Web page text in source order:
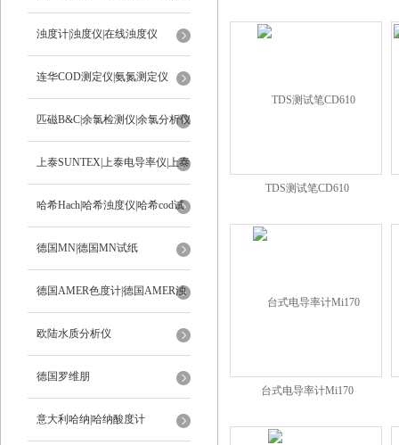
定仪
浊度计|浊度仪|在线浊度仪
连华COD测定仪|氨氮测定仪
匹磁B&C|余氯检测仪|余氯分析仪
上泰SUNTEX|上泰电导率仪|上泰
ph计
哈希Hach|哈希浊度仪|哈希cod试
剂
德国MN|德国MN试纸
德国AMER色度计|德国AMER浊
度计
欧陆水质分析仪
德国罗维朋
意大利哈纳|哈纳酸度计
TDS测试笔CD610
台式电导率计Mi170